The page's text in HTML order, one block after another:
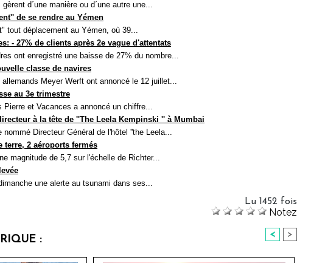
d´une manière ou d´une autre une...
de se rendre au Yémen
tout déplacement au Yémen, où 39...
- 27% de clients après 2e vague d'attentats
ont enregistré une baisse de 27% du nombre...
classe de navires
Meyer Werft ont annoncé le 12 juillet...
au 3e trimestre
Pierre et Vacances a annoncé un chiffre...
à la tête de ''The Leela Kempinski '' à Mumbai
Directeur Général de l'hôtel ''the Leela...
terre, 2 aéroports fermés
magnitude de 5,7 sur l'échelle de Richter...
une alerte au tsunami dans ses...
Lu 1452 fois
Notez
: < >